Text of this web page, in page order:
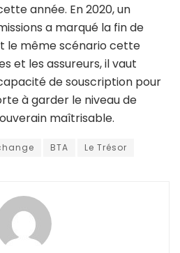
année. En 2020, un
a marqué la fin de
le même scénario cette
et les assureurs, il vaut
de souscription pour
à garder le niveau de
maîtrisable.
BTA Le Trésor